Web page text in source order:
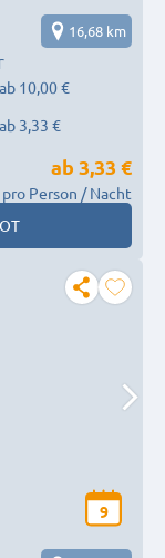
16,68 km
ab 10,00 €
ab 3,33 €
ab 3,33 €
pro Person / Nacht
9